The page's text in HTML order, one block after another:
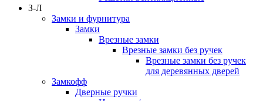
З-Л
Замки и фурнитура
Замки
Врезные замки
Врезные замки без ручек
Врезные замки без ручек
для деревянных дверей
Замкофф
Дверные ручки